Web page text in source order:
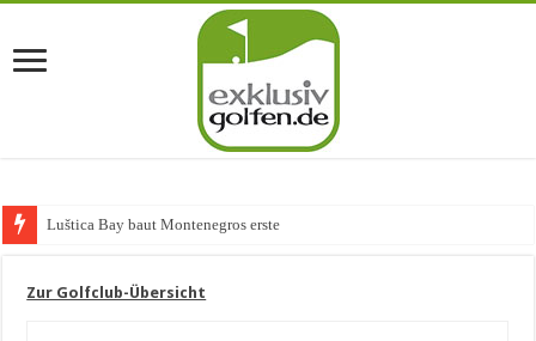
Luštica Bay baut Montenegros erste Golf-Commun
Zur Golfclub-Übersicht